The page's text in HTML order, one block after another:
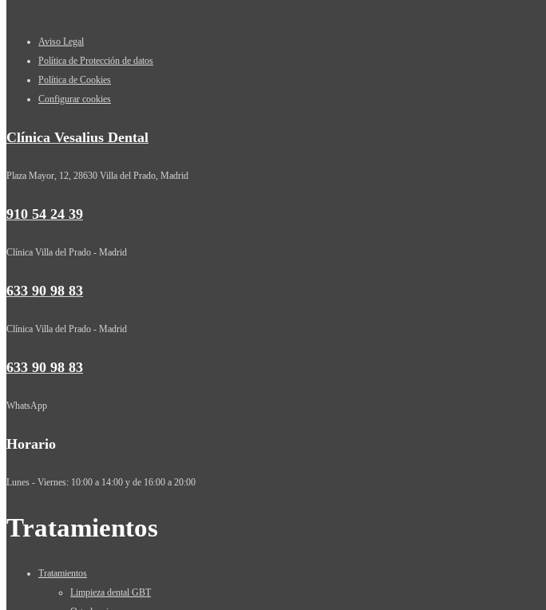
Aviso Legal
Política de Protección de datos
Política de Cookies
Configurar cookies
Clínica Vesalius Dental
Plaza Mayor, 12, 28630 Villa del Prado, Madrid
910 54 24 39
Clínica Villa del Prado - Madrid
633 90 98 83
Clínica Villa del Prado - Madrid
633 90 98 83
WhatsApp
Horario
Lunes - Viernes: 10:00 a 14:00 y de 16:00 a 20:00
Tratamientos
Tratamientos
Limpieza dental GBT